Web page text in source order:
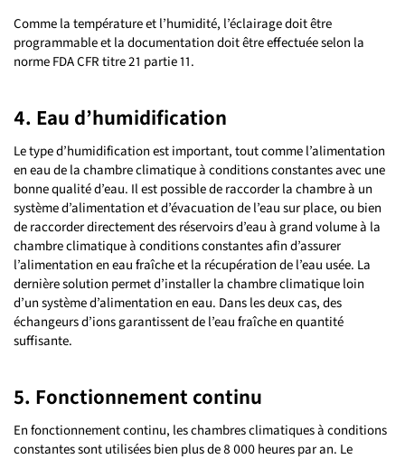
Comme la température et l’humidité, l’éclairage doit être
programmable et la documentation doit être effectuée selon la
norme FDA CFR titre 21 partie 11.
4. Eau d’humidification
Le type d’humidification est important, tout comme l’alimentation
en eau de la chambre climatique à conditions constantes avec une
bonne qualité d’eau. Il est possible de raccorder la chambre à un
système d’alimentation et d’évacuation de l’eau sur place, ou bien
de raccorder directement des réservoirs d’eau à grand volume à la
chambre climatique à conditions constantes afin d’assurer
l’alimentation en eau fraîche et la récupération de l’eau usée. La
dernière solution permet d’installer la chambre climatique loin
d’un système d’alimentation en eau. Dans les deux cas, des
échangeurs d’ions garantissent de l’eau fraîche en quantité
suffisante.
5. Fonctionnement continu
En fonctionnement continu, les chambres climatiques à conditions
constantes sont utilisées bien plus de 8 000 heures par an. Le